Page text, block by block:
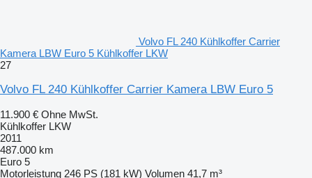
Volvo FL 240 Kühlkoffer Carrier
Kamera LBW Euro 5 Kühlkoffer LKW
27
Volvo FL 240 Kühlkoffer Carrier Kamera LBW Euro 5
11.900 € Ohne MwSt.
Kühlkoffer LKW
2011
487.000 km
Euro 5
Motorleistung 246 PS (181 kW) Volumen 41,7 m³